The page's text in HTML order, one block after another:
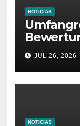
NOTICIAS
dieses
JUL 26, 2026
NOTICIAS